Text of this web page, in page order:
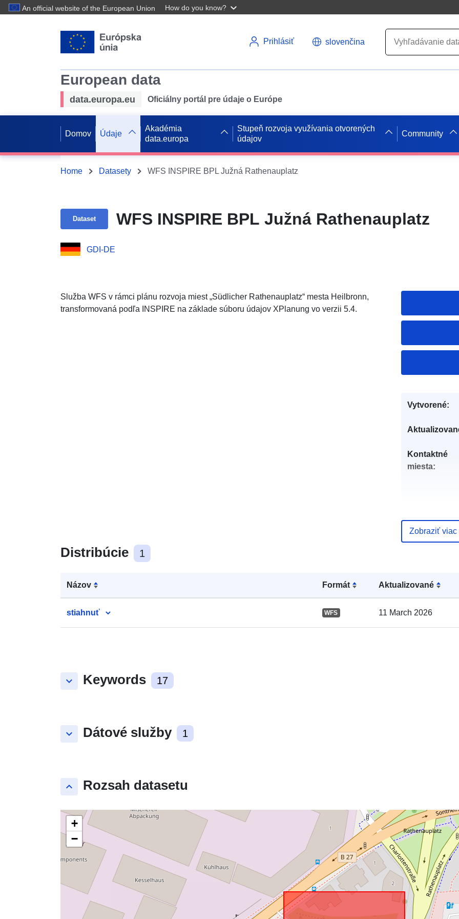
An official website of the European Union How do you know?
Prihlásiť slovenčina
European data
data.europa.eu Oficiálny portál pre údaje o Európe
Domov Údaje
Akadémia
data.europa
Stupeň rozvoja využívania otvorených
údajov
Community
Home Datasety WFS INSPIRE BPL Južná Rathenauplatz
Dataset WFS INSPIRE BPL Južná Rathenauplatz
GDI-DE
Služba WFS v rámci plánu rozvoja miest „Südlicher Rathenauplatz“ mesta Heilbronn,
transformovaná podľa INSPIRE na základe súboru údajov XPlanung vo verzii 5.4.
Distribúcie 1
Názov Formát Aktualizované
stiahnuť WFS 11 March 2026
keyboard_arrow_down Keywords 17
keyboard_arrow_down Dátové služby 1
keyboard_arrow_up Rozsah datasetu
+
−
Vytvorené:
Kontaktné
miesta:
Zemepisné
Zobraziť viac